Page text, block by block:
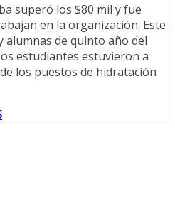
superó los $80 mil y fue
en la organización. Este
de quinto año del
estudiantes estuvieron a
los puestos de hidratación